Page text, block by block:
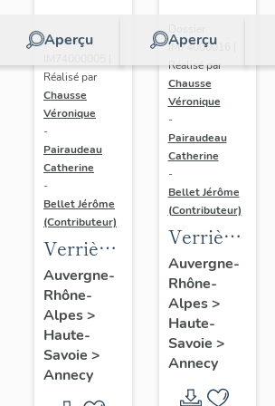
Aperçu
Dossier
Réalisé par
Chausse
Véronique
-
Pairaudeau
Catherine
-
Bellet Jérôme
(Contributeur)
Verrière
: coeur
du
Christ
timbré
de son
monogramme
Auvergne-
Rhône-
Alpes>
Haute-
Savoie >
Annecy
Aperçu
IM74000016 |
Réalisé par
Chausse
Véronique
-
Pairaudeau
Catherine
-
Bellet Jérôme
(Contributeur)
Verrière
(rondel) :
saint
Pierre,
verrière
à
Auvergne-
Rhône-
Alpes>
Haute-
Savoie >
Annecy